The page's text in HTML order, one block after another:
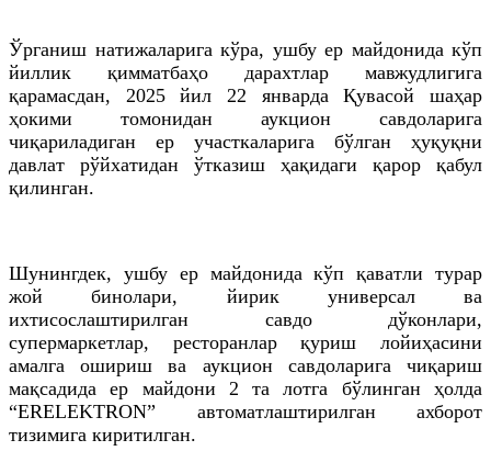
Ўрганиш натижаларига кўра, ушбу ер майдонида кўп
йиллик қимматбаҳо дарахтлар мавжудлигига
қарамасдан, 2025 йил 22 январда Қувасой шаҳар
ҳокими томонидан аукцион савдоларига
чиқариладиган ер участкаларига бўлган ҳуқуқни
давлат рўйхатидан ўтказиш ҳақидаги қарор қабул
қилинган.
Шунингдек, ушбу ер майдонида кўп қаватли турар
жой бинолари, йирик универсал ва
ихтисослаштирилган савдо дўконлари,
супермаркетлар, ресторанлар қуриш лойиҳасини
амалга ошириш ва аукцион савдоларига чиқариш
мақсадида ер майдони 2 та лотга бўлинган ҳолда
“ERELEKTRON” автоматлаштирилган ахборот
тизимига киритилган.